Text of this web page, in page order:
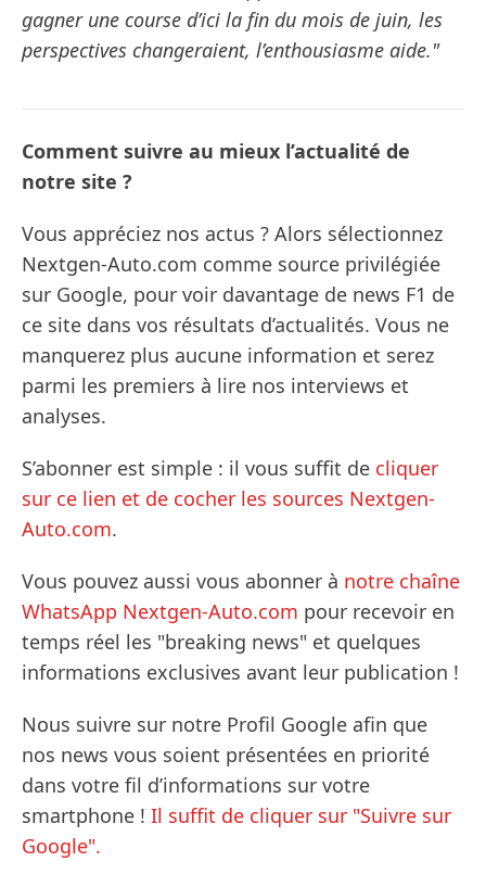
gagner une course d’ici la fin du mois de juin, les
perspectives changeraient, l’enthousiasme aide."
Comment suivre au mieux l’actualité de
notre site ?
Vous appréciez nos actus ? Alors sélectionnez
Nextgen-Auto.com comme source privilégiée
sur Google, pour voir davantage de news F1 de
ce site dans vos résultats d’actualités. Vous ne
manquerez plus aucune information et serez
parmi les premiers à lire nos interviews et
analyses.
S’abonner est simple : il vous suffit de cliquer
sur ce lien et de cocher les sources Nextgen-
Auto.com.
Vous pouvez aussi vous abonner à notre chaîne
WhatsApp Nextgen-Auto.com pour recevoir en
temps réel les "breaking news" et quelques
informations exclusives avant leur publication !
Nous suivre sur notre Profil Google afin que
nos news vous soient présentées en priorité
dans votre fil d’informations sur votre
smartphone ! Il suffit de cliquer sur "Suivre sur
Google".